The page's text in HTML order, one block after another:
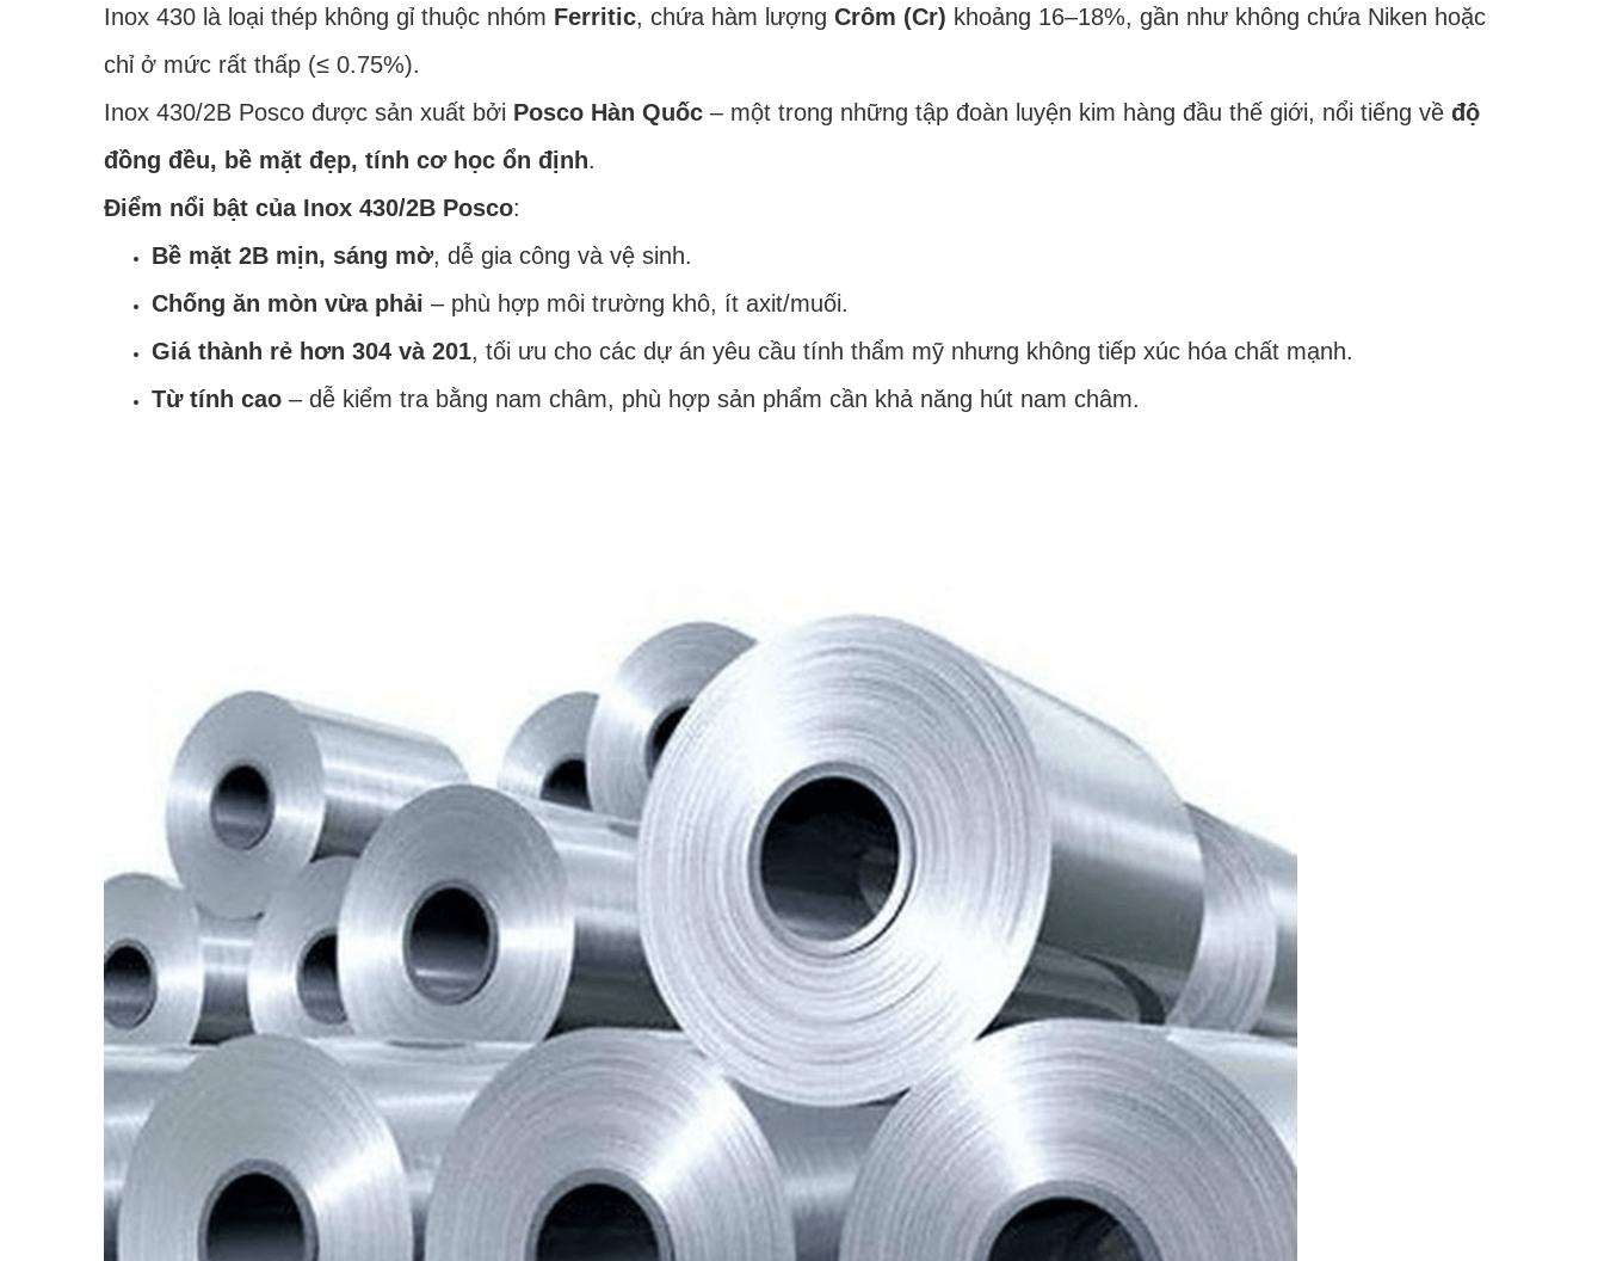
Inox 430 là loại thép không gỉ thuộc nhóm Ferritic, chứa hàm lượng Crôm (Cr) khoảng 16–18%, gần như không chứa Niken hoặc
chỉ ở mức rất thấp (≤ 0.75%).
Inox 430/2B Posco được sản xuất bởi Posco Hàn Quốc – một trong những tập đoàn luyện kim hàng đầu thế giới, nổi tiếng về độ
đồng đều, bề mặt đẹp, tính cơ học ổn định.
Điểm nổi bật của Inox 430/2B Posco:
Bề mặt 2B mịn, sáng mờ, dễ gia công và vệ sinh.
Chống ăn mòn vừa phải – phù hợp môi trường khô, ít axit/muối.
Giá thành rẻ hơn 304 và 201, tối ưu cho các dự án yêu cầu tính thẩm mỹ nhưng không tiếp xúc hóa chất mạnh.
Từ tính cao – dễ kiểm tra bằng nam châm, phù hợp sản phẩm cần khả năng hút nam châm.